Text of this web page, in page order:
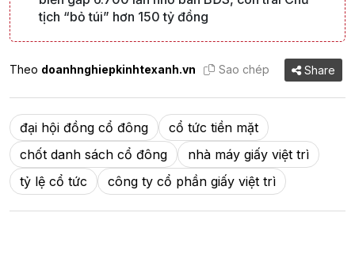
tịch “bỏ túi” hơn 150 tỷ đồng
Theo doanhnghiepkinhtexanh.vn Sao chép Share
đại hội đồng cổ đông
cổ tức tiền mặt
chốt danh sách cổ đông
nhà máy giấy việt trì
tỷ lệ cổ tức
công ty cổ phần giấy việt trì